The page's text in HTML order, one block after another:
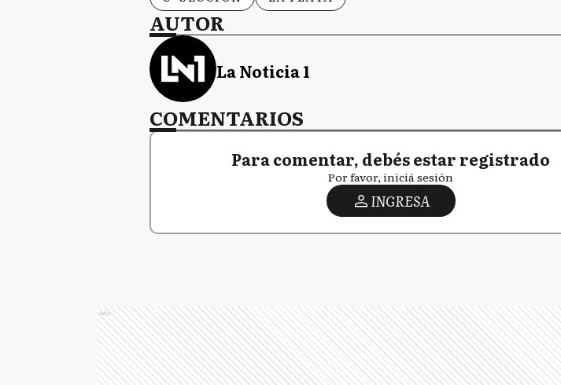
AUTOR
La Noticia 1
COMENTARIOS
Para comentar, debés estar registrado
Por favor, iniciá sesión
INGRESA
Ads